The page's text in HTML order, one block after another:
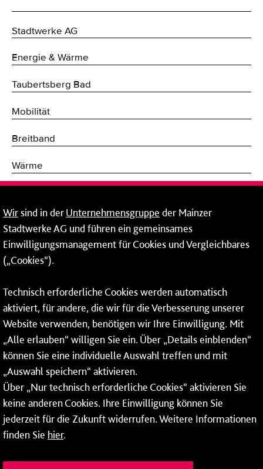
Stadtwerke AG
Energie & Wärme
Taubertsberg Bad
Mobilität
Breitband
Wärme
Erneuerbare Energien
Netze
Rheinallee 41
55118 Mainz
Tel.:06131 - 12 78 78
Fax: 06131 - 12 78 77
Wirsind in derUnternehmensgruppe der Mainzer
Stadtwerke AG und führen ein gemeinsames
Einwilligungsmanagement für Cookies und Vergleichbares
(„Cookies“).
Technisch erforderliche Cookies werden automatisch
aktiviert, für andere, die wir für die Verbesserung unserer
Website verwenden, benötigen wir Ihre Einwilligung. Mit
„Alle erlauben“ willigen Sie ein. Über „Details einblenden“
können Sie eine individuelle Auswahl treffen und mit
„Auswahl speichern“ aktivieren.
Über „Nur technisch erforderliche Cookies“ aktivieren Sie
keine anderen Cookies. Ihre Einwilligung können Sie
jederzeit für die Zukunft widerrufen. Weitere Informationen
finden Sie hier.